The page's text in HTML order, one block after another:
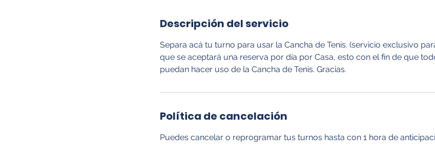
Descripción del servicio
Separa acá tu turno para usar la Cancha de Tenis. (servicio exclusivo
que se aceptará una reserva por día por Casa, esto con el fin de que
puedan hacer uso de la Cancha de Tenis. Gracias.
Política de cancelación
Puedes cancelar o reprogramar tus turnos hasta con 1 hora de